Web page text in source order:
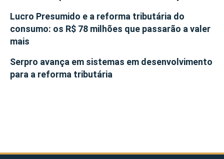
Lucro Presumido e a reforma tributária do
consumo: os R$ 78 milhões que passarão a valer
mais
Serpro avança em sistemas em desenvolvimento
para a reforma tributária